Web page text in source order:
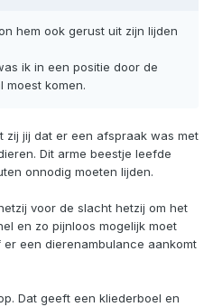
hem ook gerust uit zijn lijden
ik in een positie door de
moest komen.
zij jij dat er een afspraak was met
Dit arme beestje leefde
onnodig moeten lijden.
voor de slacht hetzij om het
en zo pijnloos mogelijk moet
een dierenambulance aankomt
Dat geeft een kliederboel en